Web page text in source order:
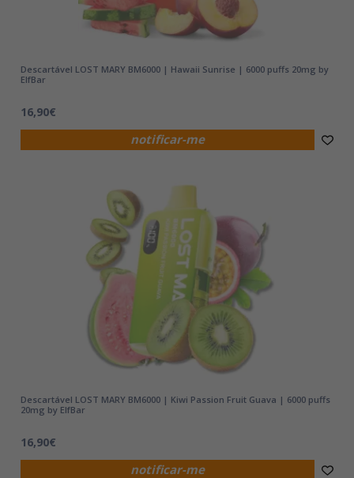
notificar-me
Descartável LOST MARY BM6000 | Hawaii Sunrise | 6000 puffs 20mg by
ElfBar
16,90€
notificar-me
Descartável LOST MARY BM6000 | Kiwi Passion Fruit Guava | 6000 puffs
20mg by ElfBar
16,90€